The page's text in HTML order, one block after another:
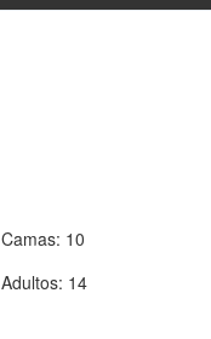
Camas: 10
Adultos: 14